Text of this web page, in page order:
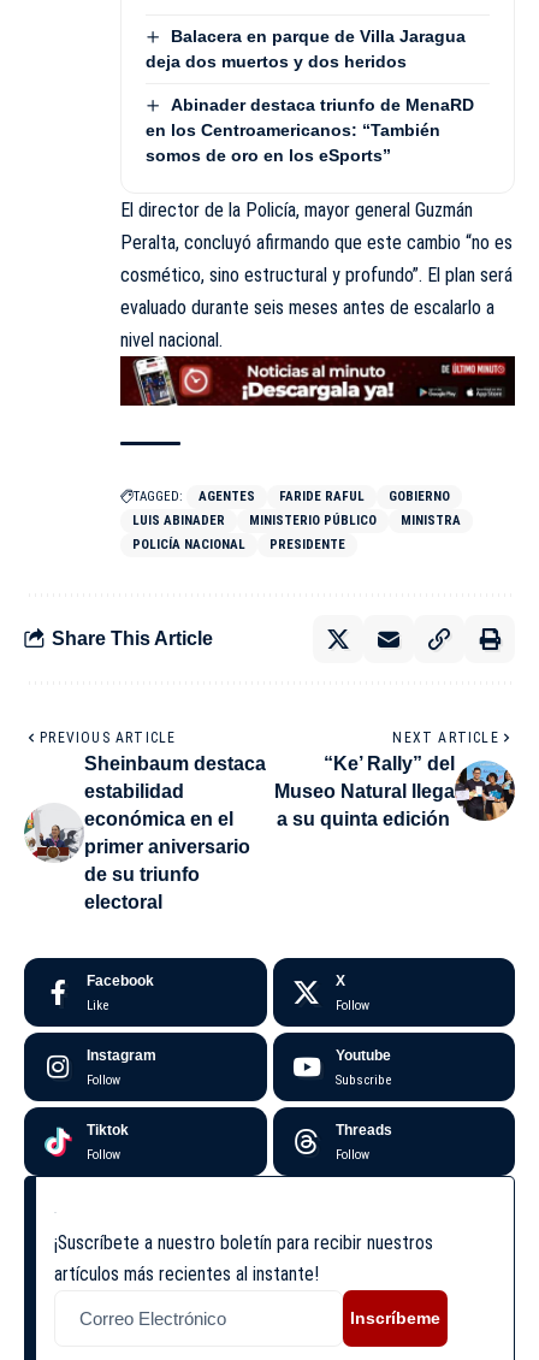
Balacera en parque de Villa Jaragua
deja dos muertos y dos heridos
Abinader destaca triunfo de MenaRD
en los Centroamericanos: “También
somos de oro en los eSports”
El director de la Policía, mayor general Guzmán
Peralta, concluyó afirmando que este cambio “no es
cosmético, sino estructural y profundo”. El plan será
evaluado durante seis meses antes de escalarlo a
nivel nacional.
TAGGED: AGENTES FARIDE RAFUL
GOBIERNO
LUIS ABINADER
MINISTERIO PÚBLICO
MINISTRA
POLICÍA NACIONAL
PRESIDENTE
Share This Article
PREVIOUS ARTICLE
Sheinbaum destaca
estabilidad
económica en el
primer aniversario
de su triunfo
electoral
NEXT ARTICLE
“Ke’ Rally” del
Museo Natural llega
a su quinta edición
Facebook
Like
X
Follow
Instagram
Follow
Youtube
Subscribe
Tiktok
Follow
Threads
Follow
¡Suscríbete a nuestro boletín para recibir nuestros
artículos más recientes al instante!
Inscríbeme